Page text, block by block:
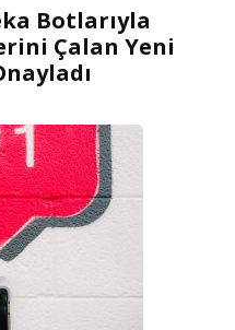
Botlarıyla
Çalan Yeni